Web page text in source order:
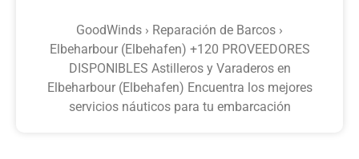
GoodWinds › Reparación de Barcos ›
Elbeharbour (Elbehafen) +120 PROVEEDORES
DISPONIBLES Astilleros y Varaderos en
Elbeharbour (Elbehafen) Encuentra los mejores
servicios náuticos para tu embarcación